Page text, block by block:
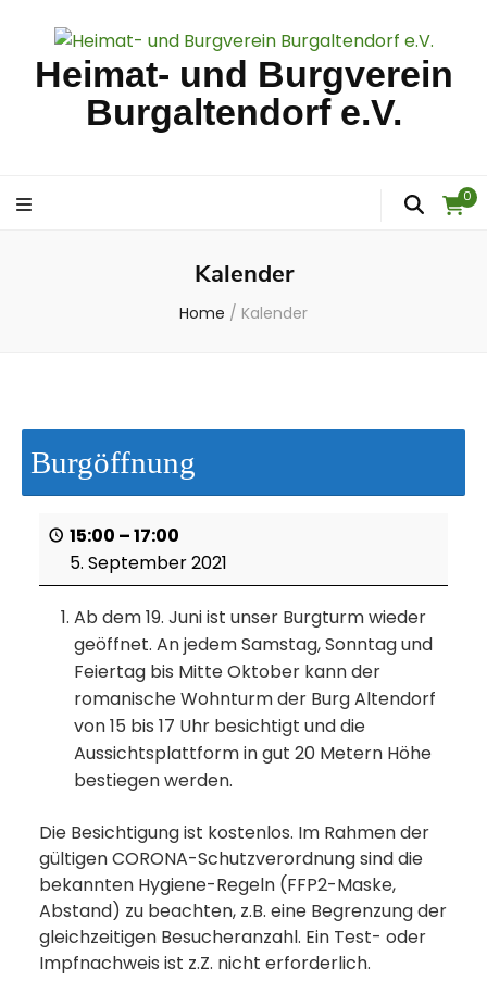
Heimat- und Burgverein
Burgaltendorf e.V.
0
Kalender
Home / Kalender
Burgöffnung
15:00 –17:00
5. September 2021
Ab dem 19. Juni ist unser Burgturm wieder
geöffnet. An jedem Samstag, Sonntag und
Feiertag bis Mitte Oktober kann der
romanische Wohnturm der Burg Altendorf
von 15 bis 17 Uhr besichtigt und die
Aussichtsplattform in gut 20 Metern Höhe
bestiegen werden.
Die Besichtigung ist kostenlos. Im Rahmen der
gültigen CORONA-Schutzverordnung sind die
bekannten Hygiene-Regeln (FFP2-Maske,
Abstand) zu beachten, z.B. eine Begrenzung der
gleichzeitigen Besucheranzahl. Ein Test- oder
Impfnachweis ist z.Z. nicht erforderlich.